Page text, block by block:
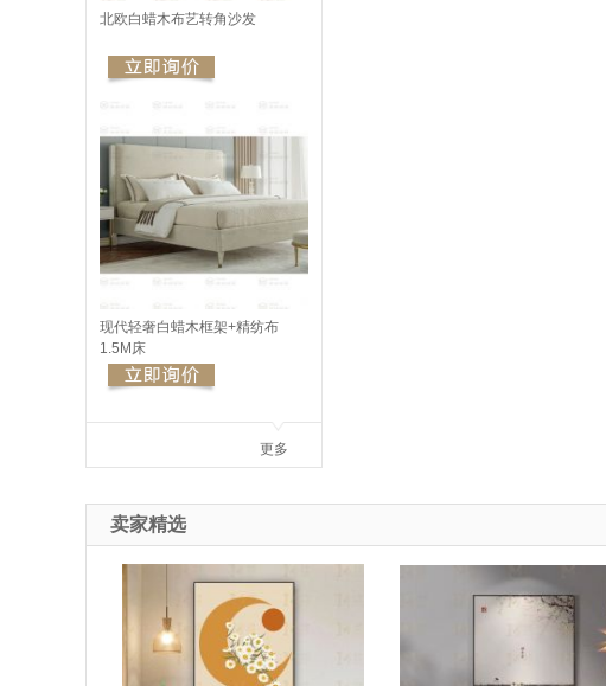
北欧白蜡木布艺转角沙发
现代轻奢白蜡木框架+精纺布
1.5M床
更多
卖家精选